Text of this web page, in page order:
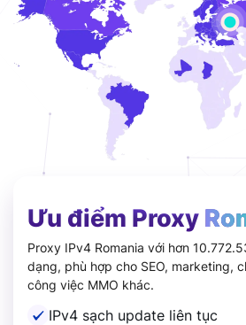
Ưu điểm Proxy
Proxy IPv4 Romania với hơn
dạng, phù hợp cho SEO, marketing,
công việc MMO khác.
IPv4 sạch update liên tục